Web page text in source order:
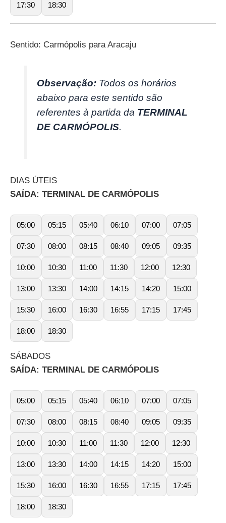
17:30 18:30
Sentido: Carmópolis para Aracaju
Observação: Todos os horários
abaixo para este sentido são
referentes à partida da TERMINAL
DE CARMÓPOLIS.
DIAS ÚTEIS
SAÍDA: TERMINAL DE CARMÓPOLIS
05:00 05:15 05:40 06:10 07:00 07:05
07:30 08:00 08:15 08:40 09:05 09:35
10:00 10:30 11:00 11:30 12:00 12:30
13:00 13:30 14:00 14:15 14:20 15:00
15:30 16:00 16:30 16:55 17:15 17:45
18:00 18:30
SÁBADOS
SAÍDA: TERMINAL DE CARMÓPOLIS
05:00 05:15 05:40 06:10 07:00 07:05
07:30 08:00 08:15 08:40 09:05 09:35
10:00 10:30 11:00 11:30 12:00 12:30
13:00 13:30 14:00 14:15 14:20 15:00
15:30 16:00 16:30 16:55 17:15 17:45
18:00 18:30